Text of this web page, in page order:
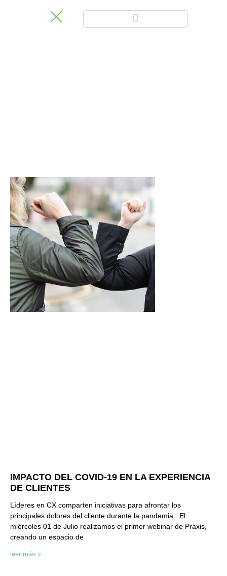
IMPACTO DEL COVID-19 EN LA EXPERIENCIA
DE CLIENTES
Líderes en CX comparten iniciativas para afrontar los
principales dolores del cliente durante la pandemia. El
miércoles 01 de Julio realizamos el primer webinar de Praxis,
creando un espacio de
leer más »